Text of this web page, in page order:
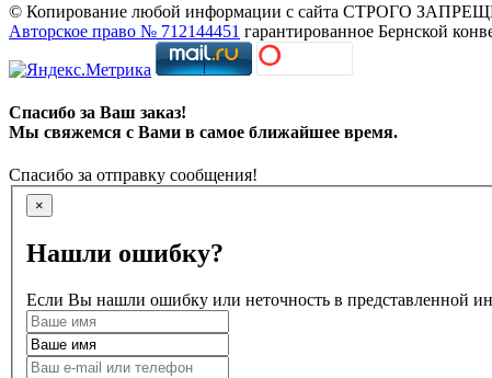
© Копирование любой информации с сайта СТРОГО
Авторское право № 712144451 гарантированное Бернской
Спасибо за Ваш заказ!
Мы свяжемся с Вами в самое ближайшее время.
Спасибо за отправку сообщения!
×
Нашли ошибку?
Если Вы нашли ошибку или неточность в представленной